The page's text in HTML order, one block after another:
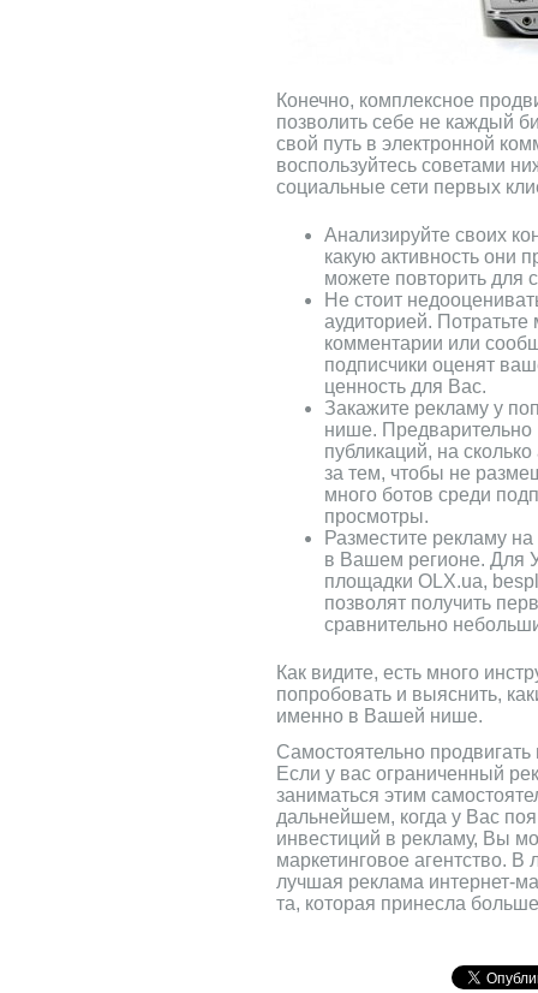
Конечно, комплексное
позволить себе не каждый
свой путь в электронной
воспользуйтесь советами
социальные сети первых
Анализируйте своих
какую активность они
можете повторить для
Не стоит
аудиторией. Потратьте
комментарии или
подписчики оценят
ценность для Вас.
Закажите рекламу у
нише. Предварительно
публикаций, на
за тем, чтобы не
много ботов среди
просмотры.
Разместите рекламу
в Вашем регионе. Для
площадки OLX.ua,
позволят получить
сравнительно
Как видите, есть много
попробовать и выяснить,
именно в Вашей нише.
Самостоятельно
Если у вас ограниченный
заниматься этим
дальнейшем, когда у Вас
инвестиций в рекламу, Вы
маркетинговое агентство.
лучшая реклама интернет-
та, которая принесла